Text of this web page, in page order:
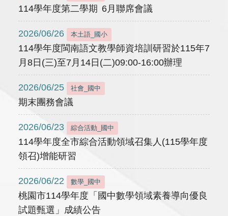
114學年度第二學期 6月聯席會議
2026/06/26 本土語_國小
114學年度閩南語文教學師資培訓研習於115年7
月8日(三)至7月14日(二)09:00-16:00辦理
2026/06/25 社會_國中
期末團務會議
2026/06/23 綜合活動_國中
114學年度全市綜合活動領域召集人(115學年度
領召)增能研習
2026/06/22 數學_國中
桃園市114學年度「國中數學領域素養導向優良
試題甄選」成績公告